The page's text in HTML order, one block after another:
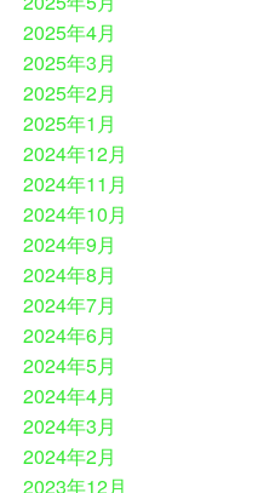
2025年4月
2025年3月
2025年2月
2025年1月
2024年12月
2024年11月
2024年10月
2024年9月
2024年8月
2024年7月
2024年6月
2024年5月
2024年4月
2024年3月
2024年2月
2023年12月